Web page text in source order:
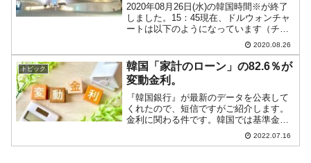
2020年08月26日(水)の韓国時間※が終了
しました。15：45現在、ドルウォンチャ
ートは以下のようになっています（チャ
ートは『Investing.com』より引用：以下
同）。現時点ではまだ陰線。ウォン高進
行となっています。ローソク足1本...
2020.08.26
トピック
韓国「家計のローン」の82.6％が
変動金利。
『韓国銀行』が最新のデータを公表して
くれたので、短信ですがご紹介します。
金利に関わる件です。韓国では基準金利
が上昇しています。先にご紹介したとお
り、2022年07月13日、『韓国銀行』は
2022.07.16